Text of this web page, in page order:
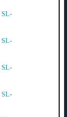
SL-
SL-
SL-
SL-